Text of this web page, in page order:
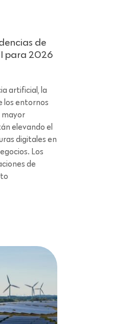
de
para 2026
artificial, la
los entornos
mayor
elevando el
digitales en
Los
de